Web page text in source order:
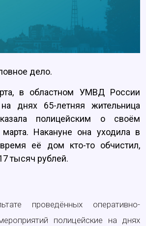
дело.
в областном УМВД России
днях 65-летняя жительница
полицейским о своём
Накануне она уходила в
её дом кто-то обчистил,
тысяч рублей.
проведённых оперативно-
полицейские на днях